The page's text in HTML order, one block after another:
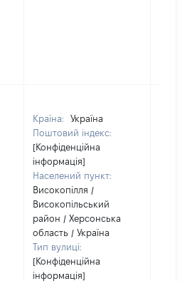
Країна:
Україна
Поштовий індекс:
[Конфіденційна
інформація]
Населений пункт:
Високопілля /
Високопільський
район / Херсонська
область / Україна
Тип вулиці:
[Конфіденційна
інформація]